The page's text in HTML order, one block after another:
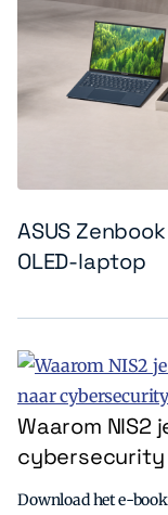
ASUS
OLED-laptop
Waarom NIS2
cybersecurity
Download het e-